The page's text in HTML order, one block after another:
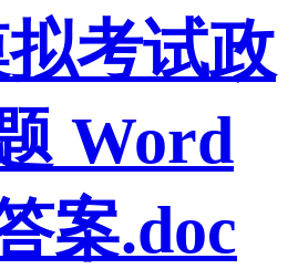
拟考试政
Word
案.doc